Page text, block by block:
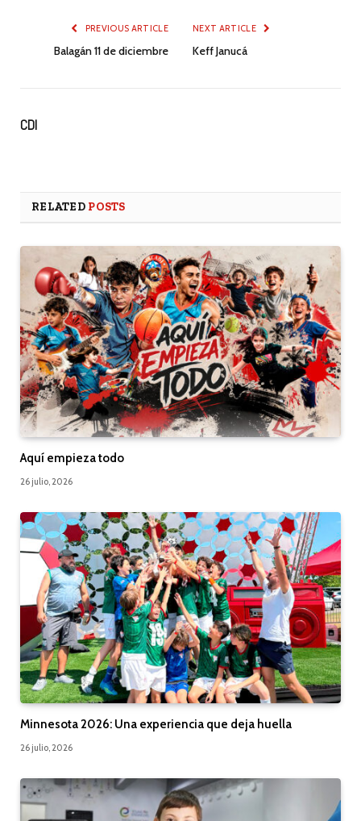
PREVIOUS ARTICLE
Balagán 11 de diciembre
NEXT ARTICLE
Keff Janucá
CDI
RELATED POSTS
Aquí empieza todo
26 julio, 2026
Minnesota 2026: Una experiencia que deja huella
26 julio, 2026